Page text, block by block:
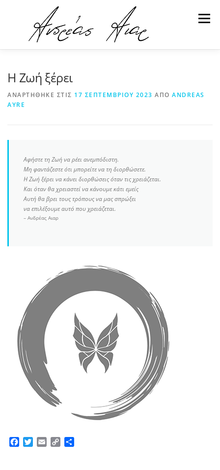
περιεχόμενο
Μενού
ΑΡΘΡΑ
Η Ζωή ξέρει
ΑΝΑΡΤΉΘΗΚΕ ΣΤΙΣ 17 ΣΕΠΤΕΜΒΡΊΟΥ 2023 ΑΠΌ ANDREAS
AYRE
Αφήστε τη Ζωή να ρέει ανεμπόδιστη.
Μη φαντάζεστε ότι μπορείτε να τη διορθώσετε.
Η Ζωή ξέρει να κάνει διορθώσεις όταν τις χρειάζεται.
Και όταν θα χρειαστεί να κάνουμε κάτι εμείς
Αυτή θα βρει τους τρόπους να μας σπρώξει
να επιλέξουμε αυτό που χρειάζεται.
– Ανδρέας Αιαρ
Facebook
TwitterEmailCopy